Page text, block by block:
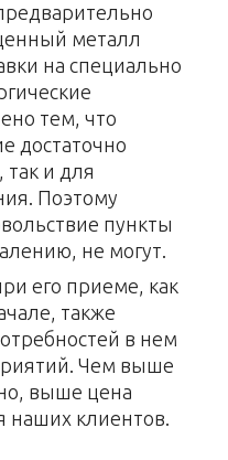
металл
на специально
тем, что
достаточно
так и для
Поэтому
пункты
не могут.
его приеме, как
также
в нем
Чем выше
выше цена
наших клиентов.